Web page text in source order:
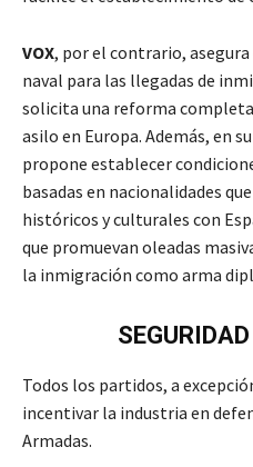
VOX, por el contrario,
naval para las llegadas de
solicita una reforma
asilo en Europa. Además, en
propone establecer
basadas en nacionalidades
históricos y culturales con
que promuevan oleadas
la inmigración como arma
Todos los partidos, a
incentivar la industria en
Armadas.